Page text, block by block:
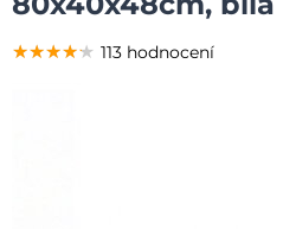
★★★★★
★★★★★
★★★★★ 113 hodnocení